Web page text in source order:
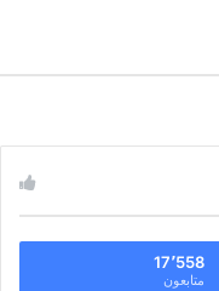
17٬558
متابعون